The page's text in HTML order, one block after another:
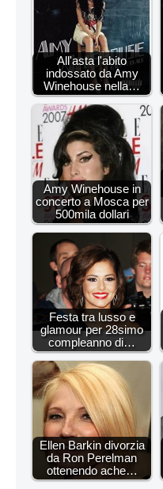
All'asta l'abito
indossato da Amy
Winehouse nella…
Amy Winehouse in
concerto a Mosca per
500mila dollari
Festa tra lusso e
glamour per 28simo
compleanno di…
Ellen Barkin divorzia
da Ron Perelman
ottenendo ache…